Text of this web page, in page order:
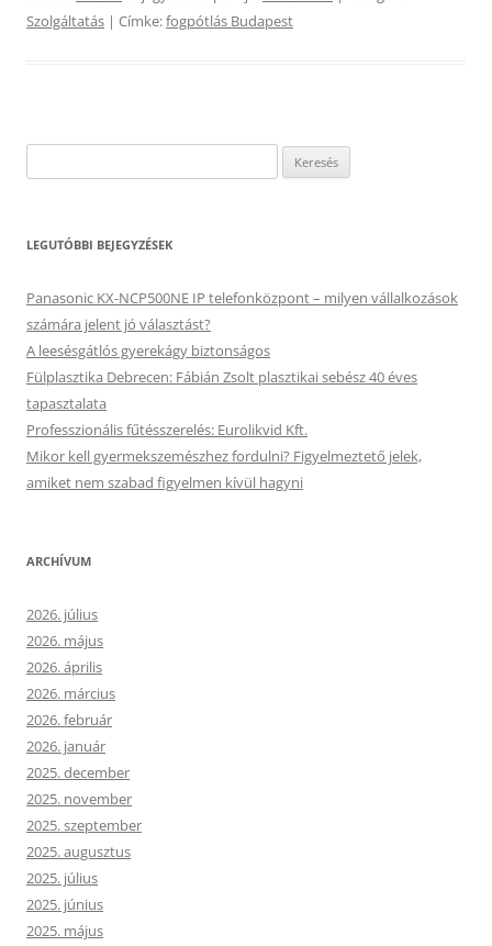
Szolgáltatás | Címke:fogpótlás Budapest
LEGUTÓBBI BEJEGYZÉSEK
Panasonic KX-NCP500NE IP telefonközpont – milyen vállalkozások
számára jelent jó választást?
A leesésgátlós gyerekágy biztonságos
Fülplasztika Debrecen: Fábián Zsolt plasztikai sebész 40 éves
tapasztalata
Professzionális fűtésszerelés: Eurolikvid Kft.
Mikor kell gyermekszemészhez fordulni? Figyelmeztető jelek,
amiket nem szabad figyelmen kívül hagyni
ARCHÍVUM
2026. július
2026. május
2026. április
2026. március
2026. február
2026. január
2025. december
2025. november
2025. szeptember
2025. augusztus
2025. július
2025. június
2025. május